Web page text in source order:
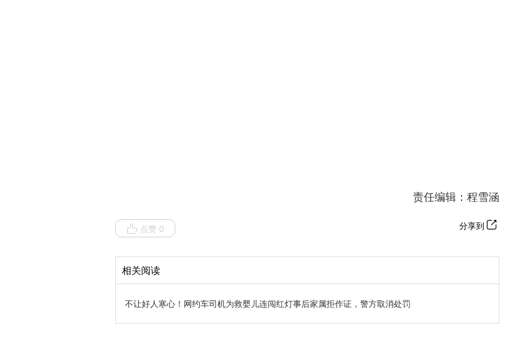
责任编辑：程雪涵
点赞 0 分享到
相关阅读
不让好人寒心！网约车司机为救婴儿连闯红灯事后家属拒作证，警方取消处罚